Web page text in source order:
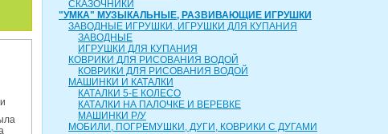
СКАЗОЧНИКИ
"УМКА" МУЗЫКАЛЬНЫЕ, РАЗВИВАЮЩИЕ ИГРУШКИ
ЗАВОДНЫЕ ИГРУШКИ, ИГРУШКИ ДЛЯ КУПАНИЯ
ЗАВОДНЫЕ
ИГРУШКИ ДЛЯ КУПАНИЯ
КОВРИКИ ДЛЯ РИСОВАНИЯ ВОДОЙ
КОВРИКИ ДЛЯ РИСОВАНИЯ ВОДОЙ
МАШИНКИ И КАТАЛКИ
КАТАЛКИ 5-Е КОЛЕСО
КАТАЛКИ НА ПАЛОЧКЕ И ВЕРЕВКЕ
МАШИНКИ Р/У
МОБИЛИ, ПОГРЕМУШКИ, ДУГИ, КОВРИКИ С ДУГАМИ